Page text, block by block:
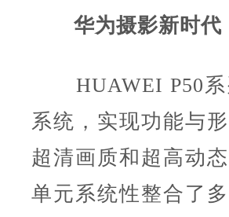
华为摄影新时代
HUAWEI P50系
系统，实现功能与
超清画质和超高动
单元系统性整合了